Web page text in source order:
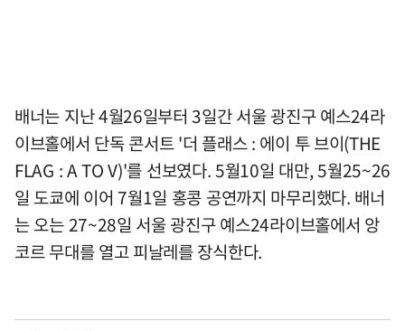
배너는 지난 4월26일부터 3일간 서울 광진구 예스24라
이브홀에서 단독 콘서트 '더 플래스 : 에이 투 브이(THE
FLAG : A TO V)'를 선보였다. 5월10일 대만, 5월25~26
일 도쿄에 이어 7월1일 홍콩 공연까지 마무리했다. 배너
는 오는 27~28일 서울 광진구 예스24라이브홀에서 앙
코르 무대를 열고 피날레를 장식한다.